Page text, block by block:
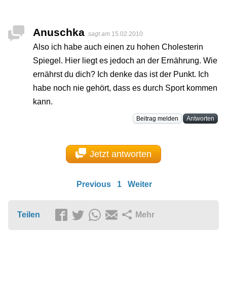
Anuschka sagt am 15.02.2010
Also ich habe auch einen zu hohen Cholesterin
Spiegel. Hier liegt es jedoch an der Ernährung. Wie
ernährst du dich? Ich denke das ist der Punkt. Ich
habe noch nie gehört, dass es durch Sport kommen
kann.
Beitrag melden Antworten
Jetzt antworten
Previous 1 Weiter
Teilen Mehr